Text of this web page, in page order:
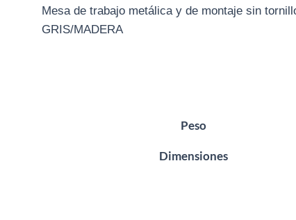
Mesa de trabajo metálica y de montaje sin
GRIS/MADERA
Peso
Dimensiones